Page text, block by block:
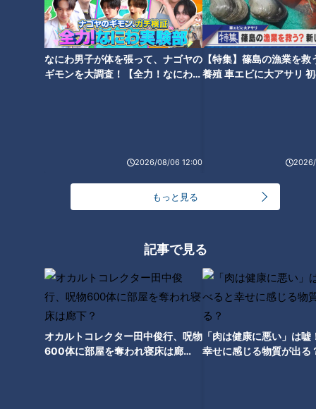
なにわ男子が体を張って、ナゴヤの
ギモンを大調査！【全力！なにわ実
2026/08/06 12:00
【特集】篠島の漁業を救
養殖 車エビに大アサリ
もっと見る
記事で見る
オカルトコレクター田中俊行、呪物
600体に部屋を奪われ寝床は廊
「肉は健康に悪い」は嘘
幸せに感じる物質が出る
漁師だから成せる“多様性フィッシング”
河野さんは大型定置網で150～200種類もの魚を獲っており、
その中には市場では価値がないとされ、捨てられてしまう魚も
少なくありません。そこで、漁師ならではの発想が…！
（代表・河野侑太郎さん）